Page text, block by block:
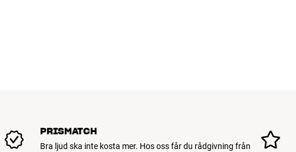
PRISMATCH
Bra ljud ska inte kosta mer. Hos oss får du rådgivning från